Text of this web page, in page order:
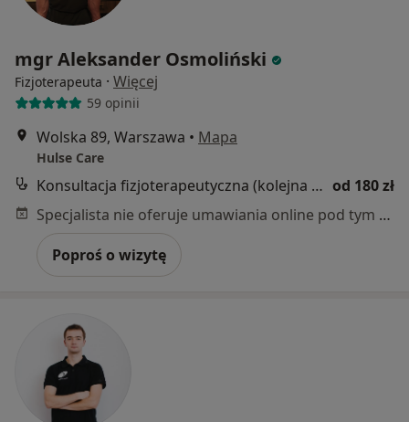
mgr Aleksander Osmoliński
Fizjoterapeuta · Więcej
59 opinii
Wolska 89, Warszawa • Mapa
Hulse Care
Konsultacja fizjoterapeutyczna (kolejna wizyta) od 180 zł
Specjalista nie oferuje umawiania online pod tym adresem.
Poproś o wizytę